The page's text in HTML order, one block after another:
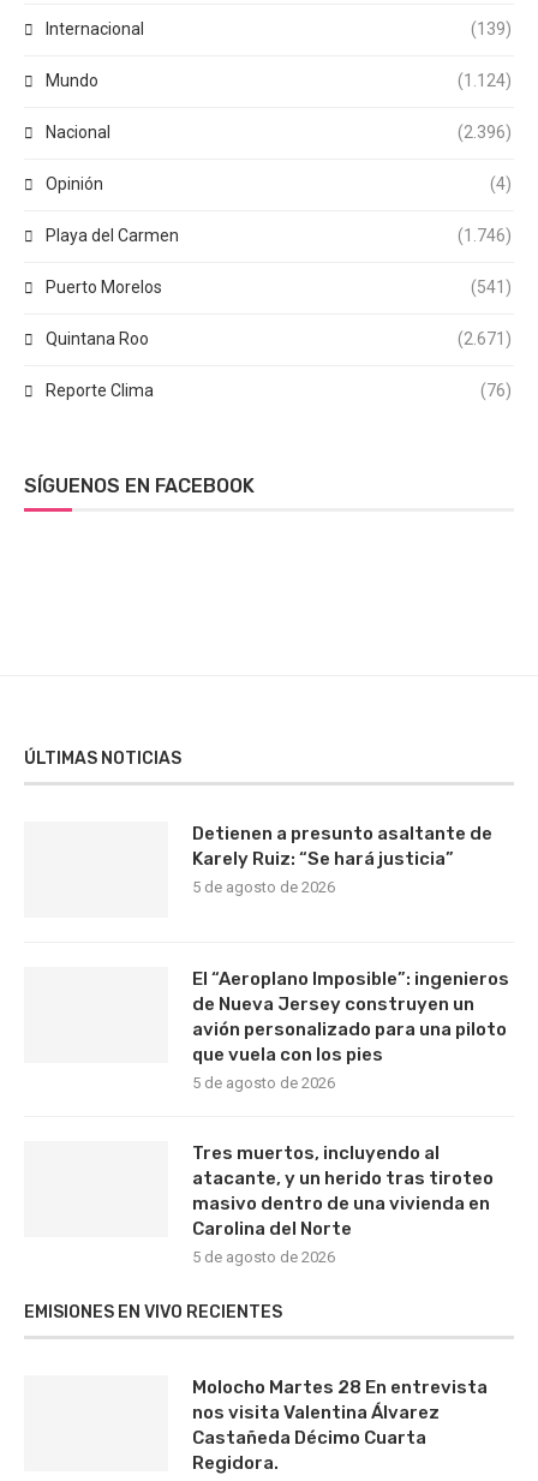
Internacional (139)
Mundo (1.124)
Nacional (2.396)
Opinión (4)
Playa del Carmen (1.746)
Puerto Morelos (541)
Quintana Roo (2.671)
Reporte Clima (76)
SÍGUENOS EN FACEBOOK
ÚLTIMAS NOTICIAS
Detienen a presunto asaltante de
Karely Ruiz: “Se hará justicia”
5 de agosto de 2026
El “Aeroplano Imposible”: ingenieros
de Nueva Jersey construyen un
avión personalizado para una piloto
que vuela con los pies
5 de agosto de 2026
Tres muertos, incluyendo al
atacante, y un herido tras tiroteo
masivo dentro de una vivienda en
Carolina del Norte
5 de agosto de 2026
EMISIONES EN VIVO RECIENTES
Molocho Martes 28 En entrevista
nos visita Valentina Álvarez
Castañeda Décimo Cuarta
Regidora.